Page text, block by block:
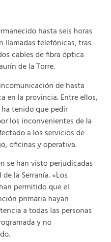
hasta seis horas
llamadas telefónicas, tras
cables de fibra óptica
de la Torre.
de hasta
en la provincia. Entre ellos,
tenido que pedir
los inconvenientes de la
a los servicios de
oficinas y operativa.
se han visto perjudicadas
la Serranía. «Los
permitido que el
primaria hayan
a todas las personas
y no